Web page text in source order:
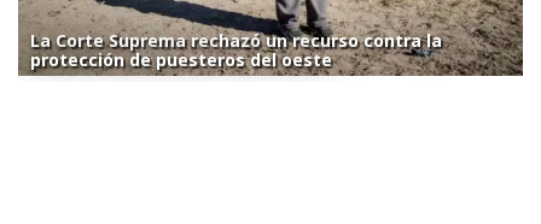
La Corte Suprema rechazó un recurso contra la
protección de puesteros del oeste